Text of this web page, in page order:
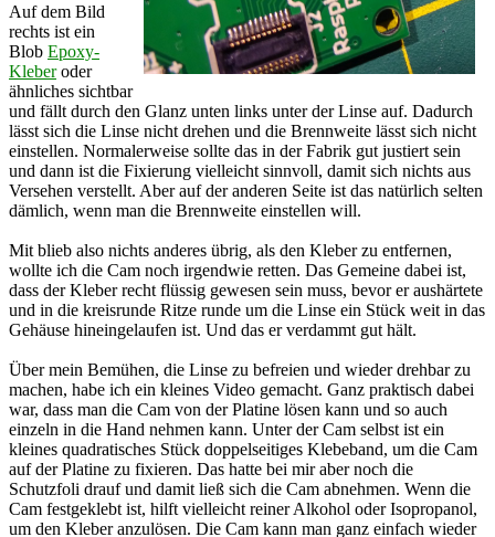
Auf dem Bild
rechts ist ein
Blob Epoxy-
Kleberoder
ähnliches sichtbar
und fällt durch den Glanz unten links unter der Linse auf. Dadurch
lässt sich die Linse nicht drehen und die Brennweite lässt sich nicht
einstellen. Normalerweise sollte das in der Fabrik gut justiert sein
und dann ist die Fixierung vielleicht sinnvoll, damit sich nichts aus
Versehen verstellt. Aber auf der anderen Seite ist das natürlich selten
dämlich, wenn man die Brennweite einstellen will.
Mit blieb also nichts anderes übrig, als den Kleber zu entfernen,
wollte ich die Cam noch irgendwie retten. Das Gemeine dabei ist,
dass der Kleber recht flüssig gewesen sein muss, bevor er aushärtete
und in die kreisrunde Ritze runde um die Linse ein Stück weit in das
Gehäuse hineingelaufen ist. Und das er verdammt gut hält.
Über mein Bemühen, die Linse zu befreien und wieder drehbar zu
machen, habe ich ein kleines Video gemacht. Ganz praktisch dabei
war, dass man die Cam von der Platine lösen kann und so auch
einzeln in die Hand nehmen kann. Unter der Cam selbst ist ein
kleines quadratisches Stück doppelseitiges Klebeband, um die Cam
auf der Platine zu fixieren. Das hatte bei mir aber noch die
Schutzfoli drauf und damit ließ sich die Cam abnehmen. Wenn die
Cam festgeklebt ist, hilft vielleicht reiner Alkohol oder Isopropanol,
um den Kleber anzulösen. Die Cam kann man ganz einfach wieder